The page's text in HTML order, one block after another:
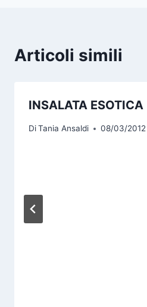
Articoli simili
INSALATA ESOTICA
DiTania Ansaldi 08/03/2012